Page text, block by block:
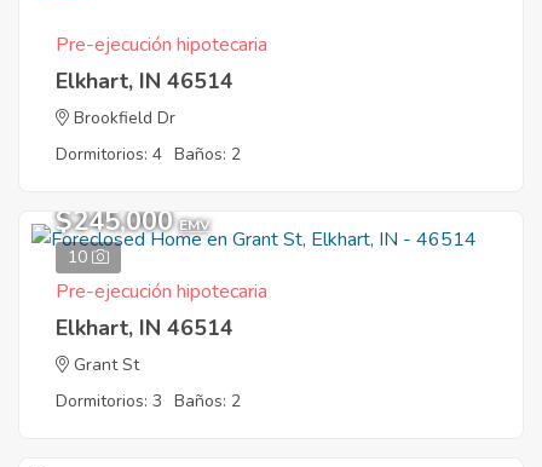
Pre-ejecución hipotecaria
Elkhart, IN 46514
Brookfield Dr
Dormitorios: 4 Baños: 2
10
$245,000 EMV
Pre-ejecución hipotecaria
Elkhart, IN 46514
Grant St
Dormitorios: 3 Baños: 2